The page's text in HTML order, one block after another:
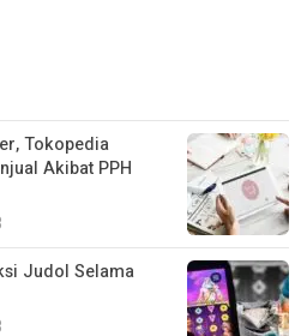
Tokopedia
Akibat PPH
Judol Selama